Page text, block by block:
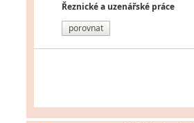
Řeznické a uzenářské práce
porovnat